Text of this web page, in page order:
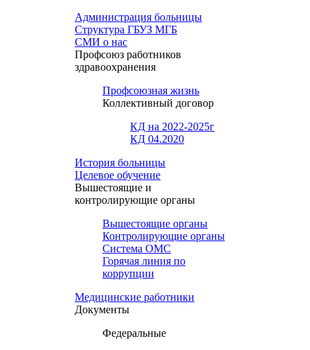
Администрация больницы
Структура ГБУЗ МГБ
СМИ о нас
Профсоюз работников
здравоохранения
Профсоюзная жизнь
Коллективный договор
КД на 2022-2025г
КД 04.2020
История больницы
Целевое обучение
Вышестоящие и
контролирующие органы
Вышестоящие органы
Контролирующие органы
Система ОМС
Горячая линия по
коррупции
Медицинские работники
Документы
Федеральные